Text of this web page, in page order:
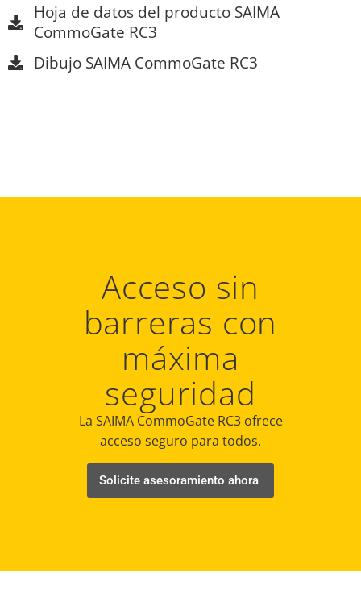
Hoja de datos del producto SAIMA
CommoGate RC3
Dibujo SAIMA CommoGate RC3
Acceso sin
barreras con
máxima
seguridad
La SAIMA CommoGate RC3 ofrece
acceso seguro para todos.
Solicite asesoramiento ahora